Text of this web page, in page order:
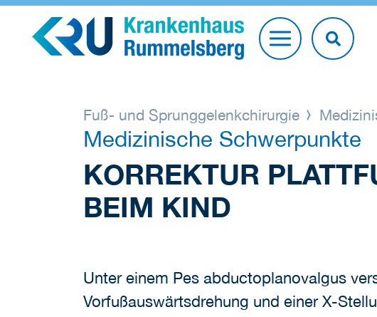
Fuß- und Sprunggelenkchirurgie
Medizinische Schwerpunkte
KORREKTUR
EIM KIND
Unter einem Pes abductoplanovalgus
Vorfußauswärtsdrehung und einer X-